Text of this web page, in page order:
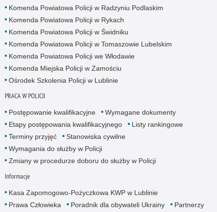
Komenda Powiatowa Policji w Radzyniu Podlaskim
Komenda Powiatowa Policji w Rykach
Komenda Powiatowa Policji w Świdniku
Komenda Powiatowa Policji w Tomaszowie Lubelskim
Komenda Powiatowa Policji we Włodawie
Komenda Miejska Policji w Zamościu
Ośrodek Szkolenia Policji w Lublinie
PRACA W POLICJI
Postępowanie kwalifikacyjne
Wymagane dokumenty
Etapy postępowania kwalifikacyjnego
Listy rankingowe
Terminy przyjęć
Stanowiska cywilne
Wymagania do służby w Policji
Zmiany w procedurze doboru do służby w Policji
Informacje
Kasa Zapomogowo-Pożyczkowa KWP w Lublinie
Prawa Człowieka
Poradnik dla obywateli Ukrainy
Partnerzy